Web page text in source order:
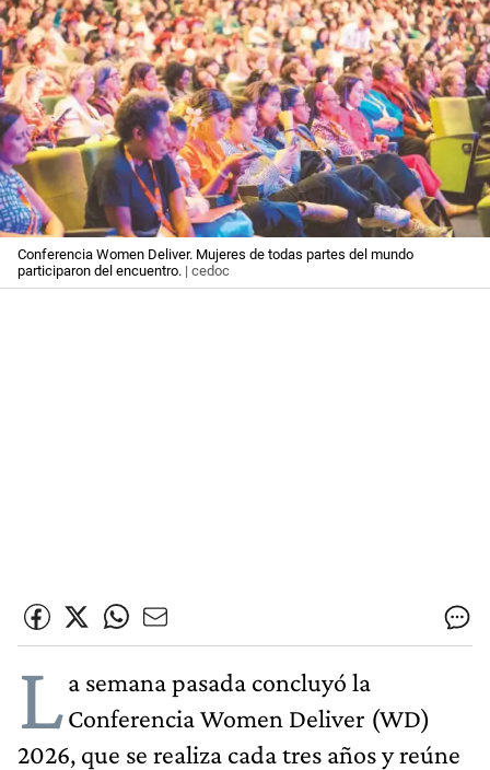
Conferencia Women Deliver. Mujeres de todas partes del mundo
participaron del encuentro. | cedoc
La semana pasada concluyó la
Conferencia Women Deliver (WD)
2026, que se realiza cada tres años y reúne